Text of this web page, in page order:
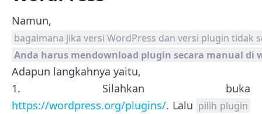
Namun,
bagaimana jika versi WordPress dan versi plugin tidak
Anda harus mendownload plugin secara manual
Adapun langkahnya yaitu,
1. Silahkan buka
https://wordpress.org/plugins/. Lalu pilih plugin